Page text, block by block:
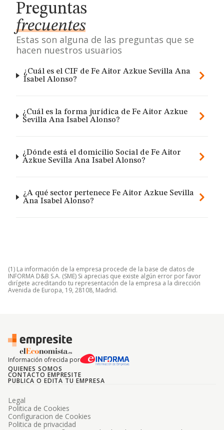
Preguntas
frecuentes
Estas son alguna de las preguntas que se
hacen nuestros usuarios
¿Cuál es el CIF de Fe Aitor Azkue Sevilla Ana
Isabel Alonso?
¿Cuál es la forma jurídica de Fe Aitor Azkue
Sevilla Ana Isabel Alonso?
¿Dónde está el domicilio Social de Fe Aitor
Azkue Sevilla Ana Isabel Alonso?
¿A qué sector pertenece Fe Aitor Azkue Sevilla
Ana Isabel Alonso?
(1) La información de la empresa procede de la base de datos de
INFORMA D&B S.A. (SME) Si aprecias que existe algún error por favor
dirígete acreditando tu representación de la empresa a la dirección
Avenida de Europa, 19, 28108, Madrid.
Información ofrecida por
QUIENES SOMOS
CONTACTO EMPRESITE
PUBLICA O EDITA TU EMPRESA
Legal
Politica de Cookies
Configuracion de Cookies
Politica de privacidad